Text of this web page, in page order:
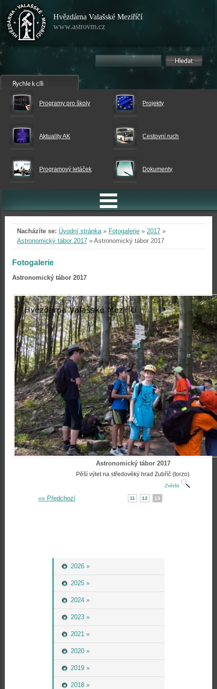
Hvězdárna Valašské Meziříčí
www.astrovm.cz
Programy pro školy Projekty
Aktuality AK Cestovní ruch
Programový letáček Dokumenty
2026 »
2025 »
2024 »
2023 »
2021 »
2020 »
2019 »
2018 »
Nacházíte se: Úvodní stránka» Fotogalerie » 2017 »
Astronomický tábor 2017 » Astronomický tábor 2017
Fotogalerie
Astronomický tábor 2017
Astronomický tábor 2017
Pěší výlet na středověký hrad Zubříč (torzo).
Zvětšit
«« Předchozí 11 12 13